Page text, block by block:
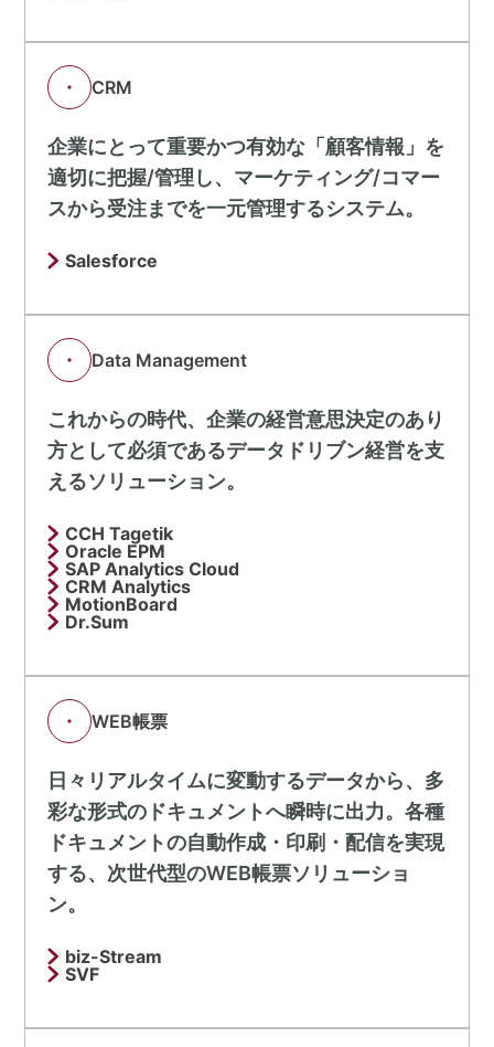
CRM
企業にとって重要かつ有効な「顧客情報」を
適切に把握/管理し、マーケティング/コマー
スから受注までを一元管理するシステム。
Salesforce
Data Management
これからの時代、企業の経営意思決定のあり
方として必須であるデータドリブン経営を支
えるソリューション。
CCH Tagetik
Oracle EPM
SAP Analytics Cloud
CRM Analytics
MotionBoard
Dr.Sum
WEB帳票
日々リアルタイムに変動するデータから、多
彩な形式のドキュメントへ瞬時に出力。各種
ドキュメントの自動作成・印刷・配信を実現
する、次世代型のWEB帳票ソリューショ
ン。
biz-Stream
SVF